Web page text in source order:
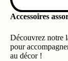
Accessoires
Découvrez notre
pour
au décor !